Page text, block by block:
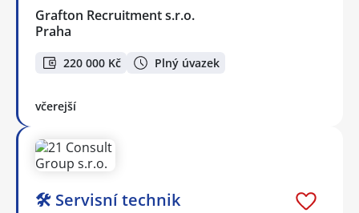
Grafton Recruitment s.r.o.
Praha
220 000 Kč Plný úvazek
včerejší
🛠️ Servisní technik